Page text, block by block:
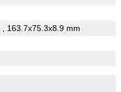
, 163.7x75.3x8.9 mm